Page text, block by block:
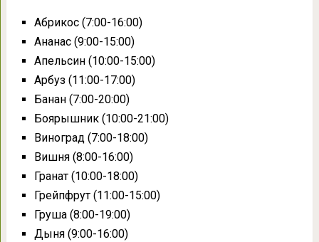
Абрикос (7:00-16:00)
Ананас (9:00-15:00)
Апельсин (10:00-15:00)
Арбуз (11:00-17:00)
Банан (7:00-20:00)
Боярышник (10:00-21:00)
Виноград (7:00-18:00)
Вишня (8:00-16:00)
Гранат (10:00-18:00)
Грейпфрут (11:00-15:00)
Груша (8:00-19:00)
Дыня (9:00-16:00)